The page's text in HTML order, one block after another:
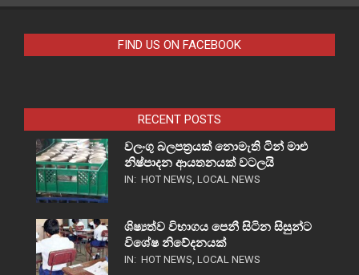
FIND US ON FACEBOOK
RECENT POSTS
වලංගු බලපත්‍රයක් නොමැති ටින් මාළු
නිෂ්පාදන ආයතනයක් වටලයි
IN: HOT NEWS LOCAL NEWS
ශිෂ්‍යත්ව විභාගය පෙනී සිටින සිසුන්ට
විශේෂ නිවේදනයක්
IN: HOT NEWS LOCAL NEWS